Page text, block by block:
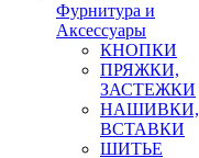
Фурнитура и
Аксессуары
КНОПКИ
ПРЯЖКИ,
ЗАСТЕЖКИ
НАШИВКИ,
ВСТАВКИ
ШИТЬЕ